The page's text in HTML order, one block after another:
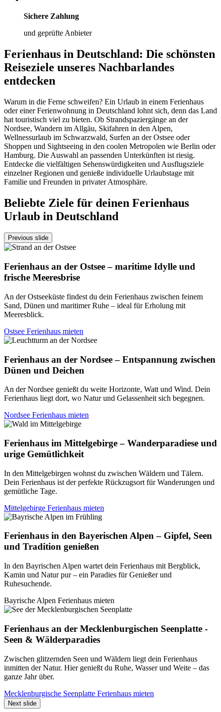
Sichere Zahlung
und geprüfte Anbieter
Ferienhaus in Deutschland: Die schönsten
Reiseziele unseres Nachbarlandes
entdecken
Warum in die Ferne schweifen? Ein Urlaub in einem Ferienhaus
oder einer Ferienwohnung in Deutschland lohnt sich, denn das Land
hat touristisch viel zu bieten. Ob Strandspaziergänge an der
Nordsee, Wandern im Allgäu, Skifahren in den Alpen,
Wellnessurlaub im Schwarzwald, Surfen an der Ostsee oder
Shoppen und Sightseeing in den coolen Metropolen wie Berlin oder
Hamburg. Die Auswahl an passenden Unterkünften ist riesig.
Entdecke die vielfältigen Sehenswürdigkeiten und Ausflugsziele
einzelner Regionen und genieße individuelle Urlaubstage mit
Familie und Freunden in privater Atmosphäre.
Beliebte Ziele für deinen Ferienhaus
Urlaub in Deutschland
Previous slide
Ferienhaus an der Ostsee – maritime Idylle und
frische Meeresbrise
An der Ostseeküste findest du dein Ferienhaus zwischen feinem
Sand, Dünen und maritimer Ruhe – ideal für Erholung mit
Meeresblick.
Ostsee Ferienhaus mieten
Ferienhaus an der Nordsee – Entspannung zwischen
Dünen und Deichen
An der Nordsee genießt du weite Horizonte, Watt und Wind. Dein
Ferienhaus liegt dort, wo Natur und Gelassenheit sich begegnen.
Nordsee Ferienhaus mieten
Ferienhaus im Mittelgebirge – Wanderparadiese und
urige Gemütlichkeit
In den Mittelgebirgen wohnst du zwischen Wäldern und Tälern.
Dein Ferienhaus ist der perfekte Rückzugsort für Wanderungen und
gemütliche Tage.
Mittelgebirge Ferienhaus mieten
Ferienhaus in den Bayerischen Alpen – Gipfel, Seen
und Tradition genießen
In den Bayrischen Alpen wartet dein Ferienhaus mit Bergblick,
Kamin und Natur pur – ein Paradies für Genießer und
Ruhesuchende.
Bayrische Alpen Ferienhaus mieten
Ferienhaus an der Mecklenburgischen Seenplatte -
Seen & Wälderparadies
Zwischen glitzernden Seen und Wäldern liegt dein Ferienhaus
inmitten der Natur. Hier genießt du Ruhe, Wasser und Weite – das
ganze Jahr über.
Mecklenburgische Seenplatte Ferienhaus mieten
Next slide